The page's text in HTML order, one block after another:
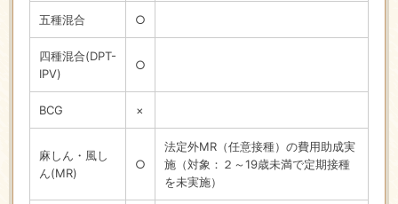
五種混合 ○
四種混合(DPT-
IPV)
○
BCG ×
麻しん・風し
ん(MR)
○
法定外MR（任意接種）の費用助成実
施（対象：２～19歳未満で定期接種
を未実施）